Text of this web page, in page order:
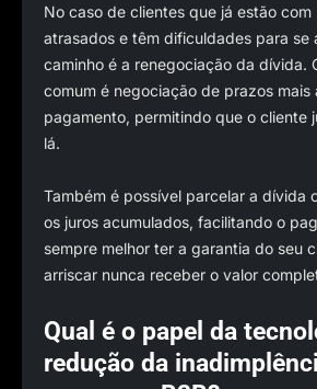
No caso de clientes que já estão
atrasados e têm dificuldades para se
caminho é a renegociação da dívida.
comum é negociação de prazos mais
pagamento, permitindo que o cliente
lá.
Também é possível parcelar a dívida
os juros acumulados, facilitando o
sempre melhor ter a garantia do seu
arriscar nunca receber o valor
Qual é o papel da
redução da